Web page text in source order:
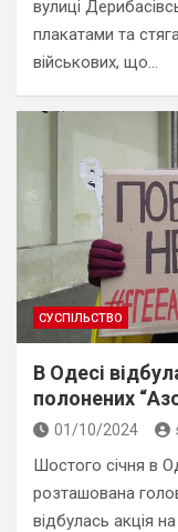
вулиці
плакатами та
військових, що…
СУСПІЛЬСТВО
В Одесі
полонених
01/10/2024
Шостого січня в
розташована
відбулась акція